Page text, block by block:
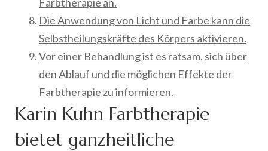
Die Anwendung von Licht und Farbe kann die
Selbstheilungskräfte des Körpers aktivieren.
Vor einer Behandlung ist es ratsam, sich über
den Ablauf und die möglichen Effekte der
Farbtherapie zu informieren.
Karin Kuhn Farbtherapie
bietet ganzheitliche